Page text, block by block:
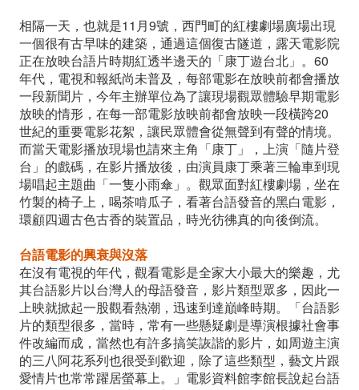
相隔一天，也就是11月9號，西門町的紅樓劇場廣場出現
一個很有古早味的建築，通過這個復古隧道，露天電影院
正在放映台語片時期紅透半邊天的「康丁遊台北」。60
年代，電視和報紙尚未普及，每部電影在放映前都會播放
一段新聞片，今年主辦單位為了讓現場觀眾體驗早期電影
放映的情形，在每一部電影放映前都會放映一段橫跨20
世紀的重要電影花絮，讓民眾體會從無聲到有聲的情境。
而當天電影播放現場也請來主角「康丁」，上演「隨片登
台」的戲碼，在影片播放後，由演員康丁乘著三輪車到現
場唱起主題曲「一隻小雨傘」。觀眾面對紅樓劇場，坐在
竹製的椅子上，喝茶啃瓜子，看著台語發音的黑白電影，
環顧四週古色古香的裝置品，時光彷彿真的向後倒流。
台語電影的興衰與沒落
在沒有電視的年代，觀看電影是全家大小最大的樂趣，尤
其台語影片以台灣人的母語發音，影片類型眾多，因此一
上映就掀起一股觀看熱潮，迅速到達巔峰時期。「台語影
片的類型很多，當時，常有一些懸疑劇是導演根據社會事
件改編而成，當然也有許多搞笑詼諧的影片，如周遊主演
的三八阿花系列也很受到歡迎，除了這些類型，藝文片跟
愛情片也常常躍居螢幕上。」電影資料館李館長說起台語